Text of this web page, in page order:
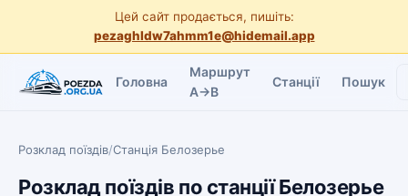
Цей сайт продається, пишіть:
pezaghldw7ahmm1e@hidemail.app
Головна
Маршрут
A→B
Станції Пошук
Розклад поїздів/Станція Белозерье
Розклад поїздів по станції Белозерье